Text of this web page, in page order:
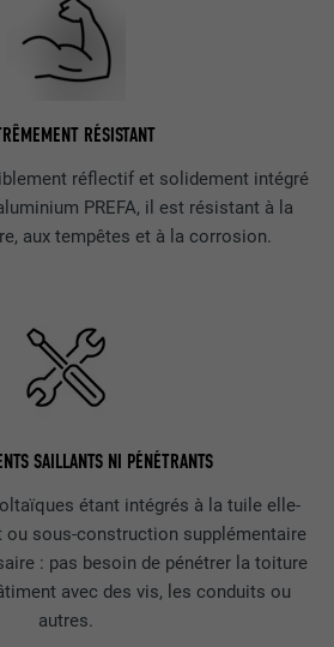
RÉSISTANT
réflectif et solidement intégré
PREFA, il est résistant à la
aux tempêtes et à la corrosion.
SAILLANTS NI PÉNÉTRANTS
étant intégrés à la tuile elle-
ou sous-construction supplémentaire
: pas besoin de pénétrer la toiture
avec des vis, les conduits ou
autres.